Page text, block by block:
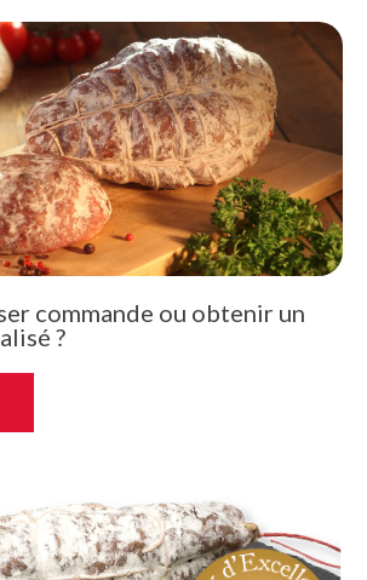
commande ou obtenir un
?